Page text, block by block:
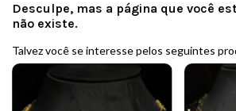
Desculpe, mas a página que você
não existe.
Talvez você se interesse pelos seguintes